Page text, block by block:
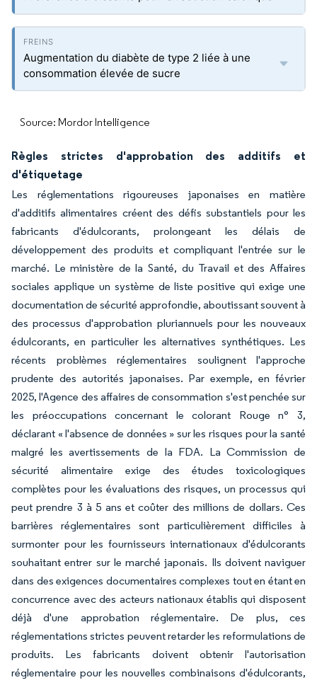
Augmentation du diabète de type 2 liée à une
consommation élevée de sucre
Source: Mordor Intelligence
Règles strictes d'approbation des additifs et
d'étiquetage
Les réglementations rigoureuses japonaises en matière
d'additifs alimentaires créent des défis substantiels pour les
fabricants d'édulcorants, prolongeant les délais de
développement des produits et compliquant l'entrée sur le
marché. Le ministère de la Santé, du Travail et des Affaires
sociales applique un système de liste positive qui exige une
documentation de sécurité approfondie, aboutissant souvent à
des processus d'approbation pluriannuels pour les nouveaux
édulcorants, en particulier les alternatives synthétiques. Les
récents problèmes réglementaires soulignent l'approche
prudente des autorités japonaises. Par exemple, en février
2025, l'Agence des affaires de consommation s'est penchée sur
les préoccupations concernant le colorant Rouge n° 3,
déclarant « l'absence de données » sur les risques pour la santé
malgré les avertissements de la FDA. La Commission de
sécurité alimentaire exige des études toxicologiques
complètes pour les évaluations des risques, un processus qui
peut prendre 3 à 5 ans et coûter des millions de dollars. Ces
barrières réglementaires sont particulièrement difficiles à
surmonter pour les fournisseurs internationaux d'édulcorants
souhaitant entrer sur le marché japonais. Ils doivent naviguer
dans des exigences documentaires complexes tout en étant en
concurrence avec des acteurs nationaux établis qui disposent
déjà d'une approbation réglementaire. De plus, ces
réglementations strictes peuvent retarder les reformulations de
produits. Les fabricants doivent obtenir l'autorisation
réglementaire pour les nouvelles combinaisons d'édulcorants,